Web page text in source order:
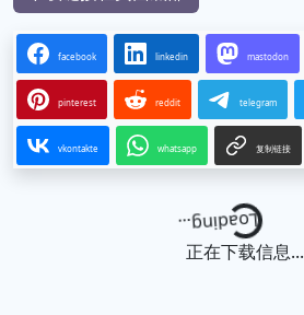
facebook linkedin mastodon
pinterest reddit telegram
vkontakte whatsapp 复制链接
Loading...
正在下载信息...